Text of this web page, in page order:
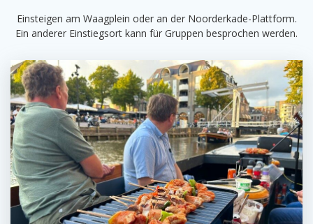
Einsteigen am Waagplein oder an der Noorderkade-Plattform.
Ein anderer Einstiegsort kann für Gruppen besprochen werden.